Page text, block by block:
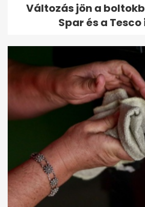
Változás jön a
Spar és a Tesco